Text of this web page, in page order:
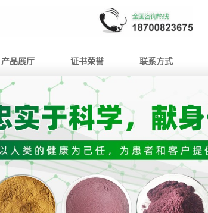
产品展厅 证书荣誉 联系方式